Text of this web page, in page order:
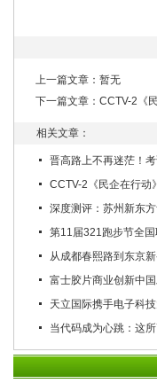
上一篇文章：暂无
下一篇文章： CCTV-2《
相关文章：
晋高路上不再迷茫！
CCTV-2《民企在行动
深度测评：苏州新东
第11届321跑步节全
从成都春熙路到东京
富士胶片商业创新中
天立国际携手电子科
当代码成为心跳：这